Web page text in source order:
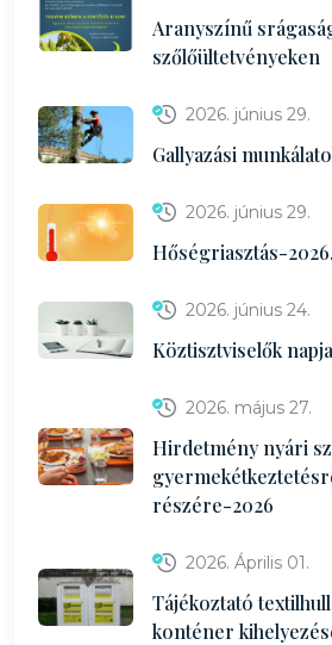
Aranyszínű
szőlőültetvényeken
2026. június 29.
Gallyazási
2026. június 29.
Hőségriasztás-
2026. június 24.
Köztisztviselők
2026. május 27.
Hirdetmény nyári
részére-2026
2026. Április 01.
Tájékoztató
konténer